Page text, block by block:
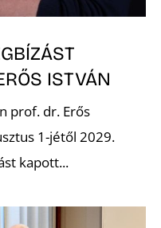
ISTVÁN
prof. dr. Erős
1-jétől 2029.
kapott...